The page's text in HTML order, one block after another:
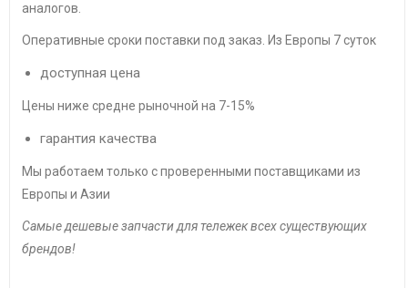
аналогов.
Оперативные сроки поставки под заказ. Из Европы 7 суток
доступная цена
Цены ниже средне рыночной на 7-15%
гарантия качества
Мы работаем только с проверенными поставщиками из
Европы и Азии
Самые дешевые запчасти для тележек всех существующих
брендов!